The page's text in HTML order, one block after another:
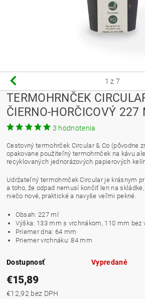
1 z 7
TERMOHRNČEK
ČIERNO-HORČICOVÝ 227
3 hodnotenia
Cestovný termohrček Circular & Co (pôvodne
opakovane použiteľný termohrnček na kávu
recyklovaných jednorázových papierových
Udržateľný termohrnček Circular je krásnym
a toho, že odpad nemusí končiť len na
niečo nové, praktické a navyše veľmi pekné.
Obsah: 227 ml
Výška: 133 mm s vrchnákom, 110 mm bez
Priemer dna: 64 mm
Priemer vrchnáku: 84 mm
Dostupnosť Vypredané
€15,89
€12,92 bez DPH